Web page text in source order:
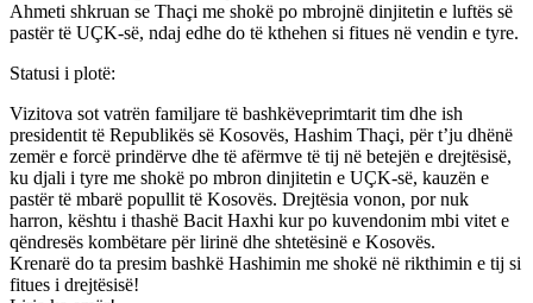
Ahmeti shkruan se Thaçi me shokë po mbrojnë dinjitetin e luftës së
pastër të UÇK-së, ndaj edhe do të kthehen si fitues në vendin e tyre.
Statusi i plotë:
Vizitova sot vatrën familjare të bashkëveprimtarit tim dhe ish
presidentit të Republikës së Kosovës, Hashim Thaçi, për t’ju dhënë
zemër e forcë prindërve dhe të afërmve të tij në betejën e drejtësisë,
ku djali i tyre me shokë po mbron dinjitetin e UÇK-së, kauzën e
pastër të mbarë popullit të Kosovës. Drejtësia vonon, por nuk
harron, kështu i thashë Bacit Haxhi kur po kuvendonim mbi vitet e
qëndresës kombëtare për lirinë dhe shtetësinë e Kosovës.
Krenarë do ta presim bashkë Hashimin me shokë në rikthimin e tij si
fitues i drejtësisë!